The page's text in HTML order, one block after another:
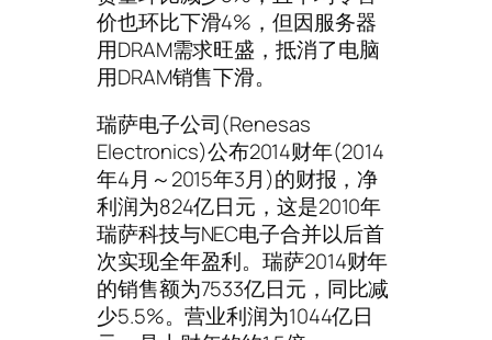
价也环比下滑4%，但因服务器
用DRAM需求旺盛，抵消了电脑
用DRAM销售下滑。
瑞萨电子公司(Renesas
Electronics)公布2014财年(2014
年4月～2015年3月)的财报，净
利润为824亿日元，这是2010年
瑞萨科技与NEC电子合并以后首
次实现全年盈利。瑞萨2014财年
的销售额为7533亿日元，同比减
少5.5%。营业利润为1044亿日